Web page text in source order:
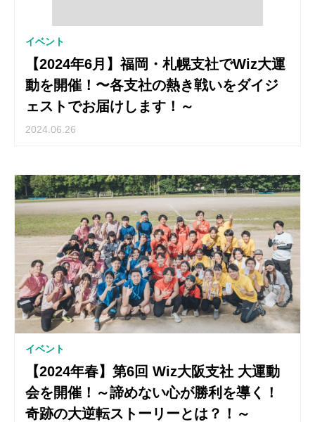
イベント
【2024年6月】福岡・札幌支社でWiz大運
動を開催！〜各支社の熱き戦いをダイジ
ェストでお届けします！～
2024.06.26
イベント
【2024年春】第6回 Wiz大阪支社 大運動
会を開催！～諦めない心が勝利を導く！
奇跡の大逆転ストーリーとは？！～